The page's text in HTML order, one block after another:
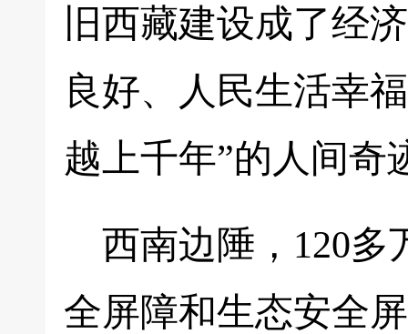
旧西藏建设成了经
良好、人民生活幸
越上千年”的人间奇
西南边陲，120多
全屏障和生态安全